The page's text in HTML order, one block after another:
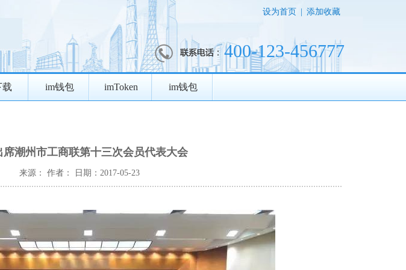
设为首页 添加收藏
400-123-456777
载 im钱包 imToken im钱包
席潮州市工商联第十三次会员代表大会
来源： 作者： 日期：2017-05-23